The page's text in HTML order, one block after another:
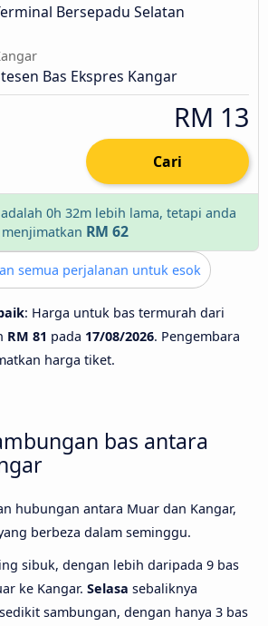
Bersepadu Selatan
Bas Ekspres Kangar
RM 13
Cari
0h 32m lebih lama, tetapi anda
menjimatkan RM 62
semua perjalanan untuk esok
: Harga untuk bas termurah dari
RM 81 pada 17/08/2026. Pengembara
harga tiket.
bas antara
hubungan antara Muar dan Kangar,
berbeza dalam seminggu.
sibuk, dengan lebih daripada 9 bas
ke Kangar. Selasa sebaliknya
sambungan, dengan hanya 3 bas